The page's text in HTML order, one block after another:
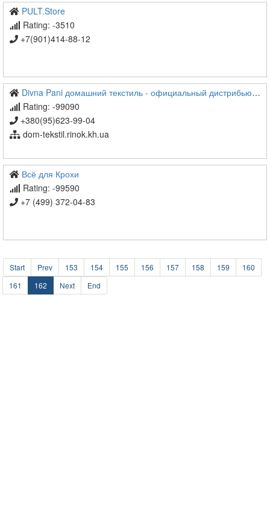
PULT.Store
Rating: -3510
+7(901)414-88-12
Divna Pani домашний текстиль - официальный дистрибьютор тм Роксана (Leinle) и тм N.El
Rating: -99090
+380(95)623-99-04
dom-tekstil.rinok.kh.ua
Всё для Крохи
Rating: -99590
+7 (499) 372-04-83
Start Prev 153 154 155 156 157 158 159
160
161
162 Next End